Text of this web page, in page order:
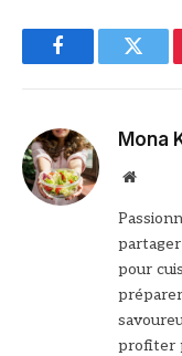
Facebook
Mona
Site
pour
profiter